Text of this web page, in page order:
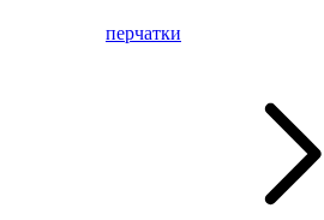
перчатки